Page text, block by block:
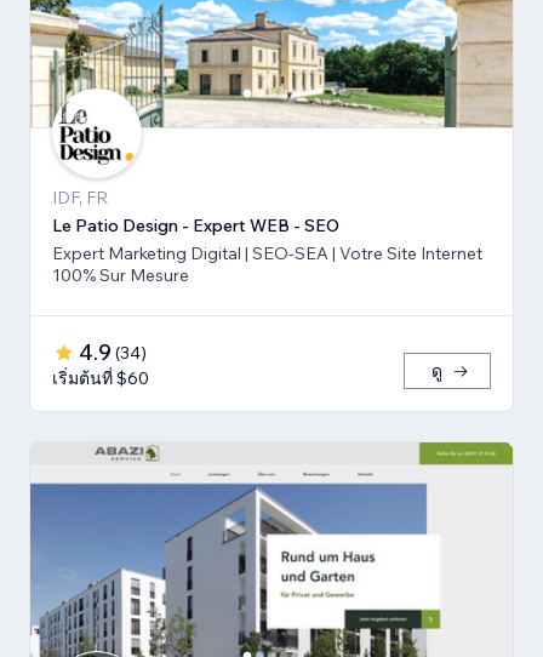
IDF, FR
Le Patio Design - Expert WEB - SEO
Expert Marketing Digital | SEO-SEA | Votre Site Internet
100% Sur Mesure
4.9 (34)
เริ่มต้นที่ $60
ดู